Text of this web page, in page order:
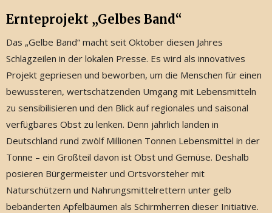
Ernteprojekt „Gelbes Band“
Das „Gelbe Band“ macht seit Oktober diesen Jahres
Schlagzeilen in der lokalen Presse. Es wird als innovatives
Projekt gepriesen und beworben, um die Menschen für einen
bewussteren, wertschätzenden Umgang mit Lebensmitteln
zu sensibilisieren und den Blick auf regionales und saisonal
verfügbares Obst zu lenken. Denn jährlich landen in
Deutschland rund zwölf Millionen Tonnen Lebensmittel in der
Tonne – ein Großteil davon ist Obst und Gemüse. Deshalb
posieren Bürgermeister und Ortsvorsteher mit
Naturschützern und Nahrungsmittelrettern unter gelb
bebänderten Apfelbäumen als Schirmherren dieser Initiative.